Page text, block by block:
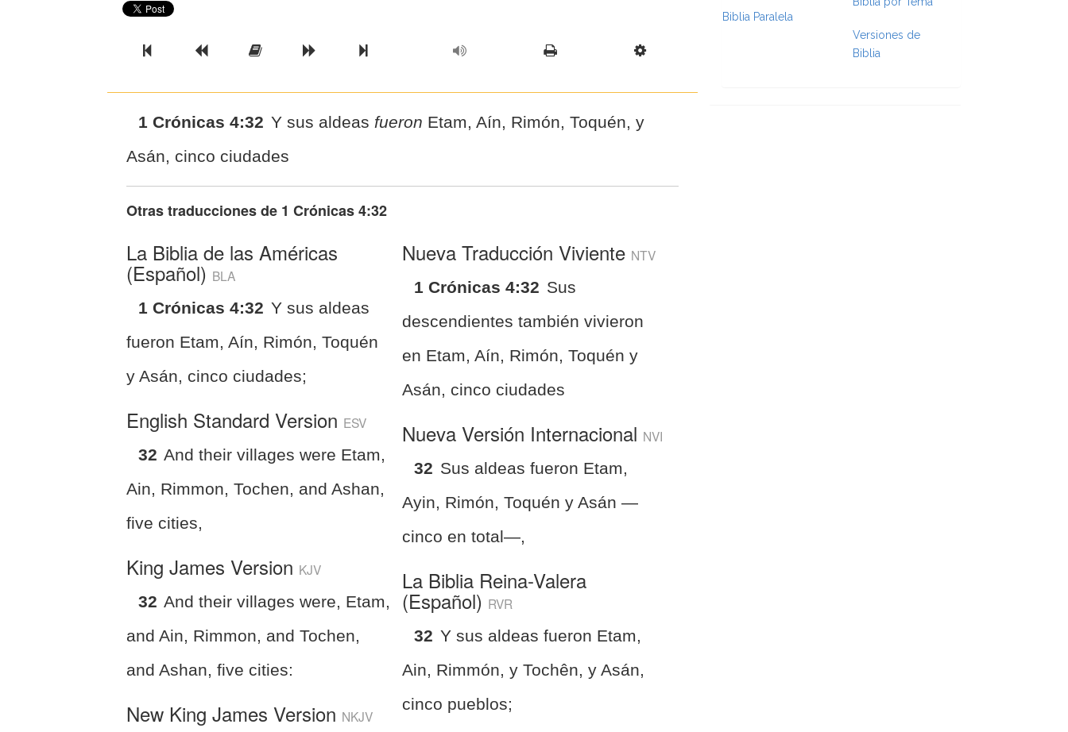
Previous BookPrevious Chapter
Read the Full Chapter
Next Chapter
Next Book Scripture Formatting
1 Crónicas 4:32 Y sus aldeas fueron Etam, Aín, Rimón, Toquén, y
Asán, cinco ciudades
Otras traducciones de 1 Crónicas 4:32
La Biblia de las Américas
(Español) BLA
1 Crónicas 4:32 Y sus aldeas
fueron Etam, Aín, Rimón, Toquén
y Asán, cinco ciudades;
English Standard Version ESV
32 And their villages were Etam,
Ain, Rimmon, Tochen, and Ashan,
five cities,
King James Version KJV
32 And their villages were, Etam,
and Ain, Rimmon, and Tochen,
and Ashan, five cities:
New King James Version NKJV
Nueva Traducción Viviente NTV
1 Crónicas 4:32 Sus
descendientes también vivieron
en Etam, Aín, Rimón, Toquén y
Asán, cinco ciudades
Nueva Versión Internacional NVI
32 Sus aldeas fueron Etam,
Ayin, Rimón, Toquén y Asán —
cinco en total—,
La Biblia Reina-Valera
(Español) RVR
32 Y sus aldeas fueron Etam,
Ain, Rimmón, y Tochên, y Asán,
cinco pueblos;
Biblia Paralela
Versiones de
Biblia